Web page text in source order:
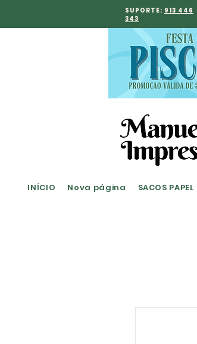
SUPORTE: 913 446
343
INÍCIO Nova página SACOS PAPEL